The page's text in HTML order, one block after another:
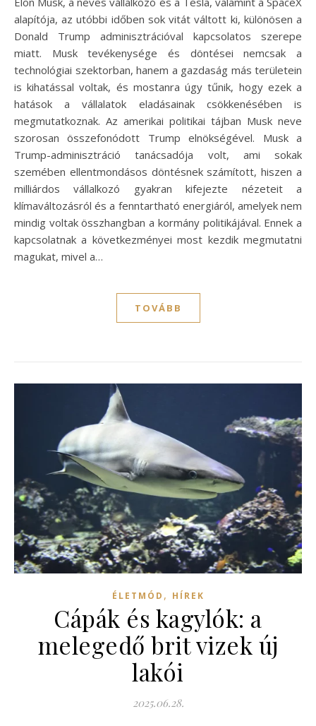
alapítója, az utóbbi időben sok vitát váltott ki, különösen a
Donald Trump adminisztrációval kapcsolatos szerepe
miatt. Musk tevékenysége és döntései nemcsak a
technológiai szektorban, hanem a gazdaság más területein
is kihatással voltak, és mostanra úgy tűnik, hogy ezek a
hatások a vállalatok eladásainak csökkenésében is
megmutatkoznak. Az amerikai politikai tájban Musk neve
szorosan összefonódott Trump elnökségével. Musk a
Trump-adminisztráció tanácsadója volt, ami sokak
szemében ellentmondásos döntésnek számított, hiszen a
milliárdos vállalkozó gyakran kifejezte nézeteit a
klímaváltozásról és a fenntartható energiáról, amelyek nem
mindig voltak összhangban a kormány politikájával. Ennek a
kapcsolatnak a következményei most kezdik megmutatni
magukat, mivel a…
TOVÁBB
ÉLETMÓD , HÍREK
Cápák és kagylók: a
melegedő brit vizek új
lakói
2025.06.28.